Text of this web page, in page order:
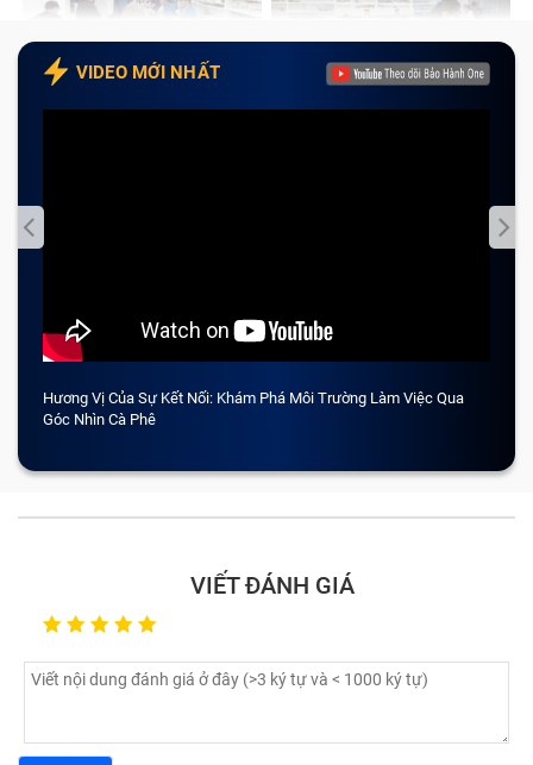
VIDEO MỚI NHẤT
Hương Vị Của Sự Kết Nối: Khám Phá Môi Trường Làm Việc Qua
Góc Nhìn Cà Phê
VIẾT ĐÁNH GIÁ